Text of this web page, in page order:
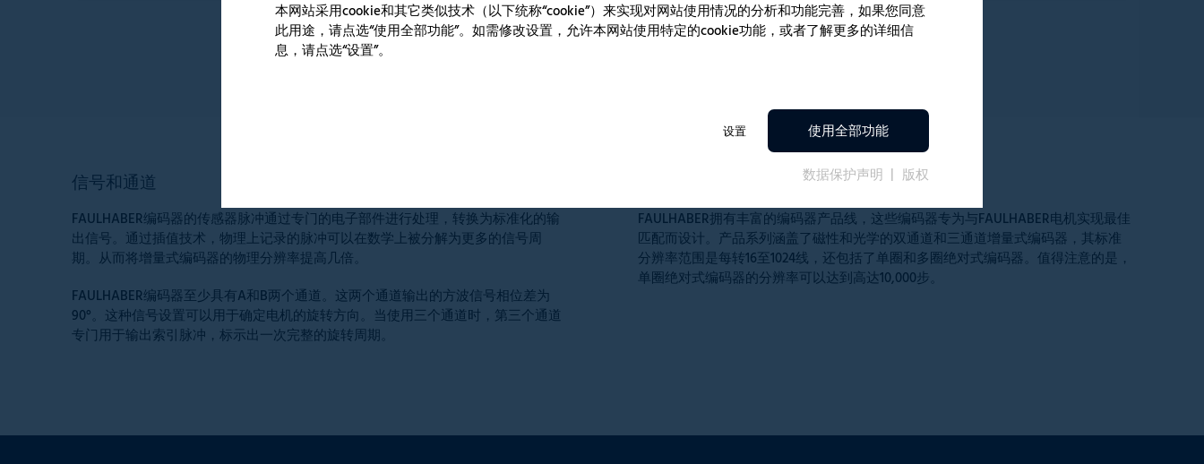
增量式编码器 绝对式编码器
信号和通道
FAULHABER编码器的传感器脉冲通过专门的电子部件进行处理，转换为标准化的输
出信号。通过插值技术，物理上记录的脉冲可以在数学上被分解为更多的信号周
期。从而将增量式编码器的物理分辨率提高几倍。
FAULHABER编码器至少具有A和B两个通道。这两个通道输出的方波信号相位差为
90°。这种信号设置可以用于确定电机的旋转方向。当使用三个通道时，第三个通道
专门用于输出索引脉冲，标示出一次完整的旋转周期。
FAULHABER拥有丰富的编码器产品线，这些编码器专为与FAULHABER电机实现最佳
匹配而设计。产品系列涵盖了磁性和光学的双通道和三通道增量式编码器，其标准
分辨率范围是每转16至1024线，还包括了单圈和多圈绝对式编码器。值得注意的是，
单圈绝对式编码器的分辨率可以达到高达10,000步。
本网站采用cookie和其它类似技术（以下统称“cookie”）来实现对网站使用情况的分析和功能完善，如果您同意
此用途，请点选“使用全部功能”。如需修改设置，允许本网站使用特定的cookie功能，或者了解更多的详细信
息，请点选“设置”。
设置 使用全部功能
数据保护声明 版权